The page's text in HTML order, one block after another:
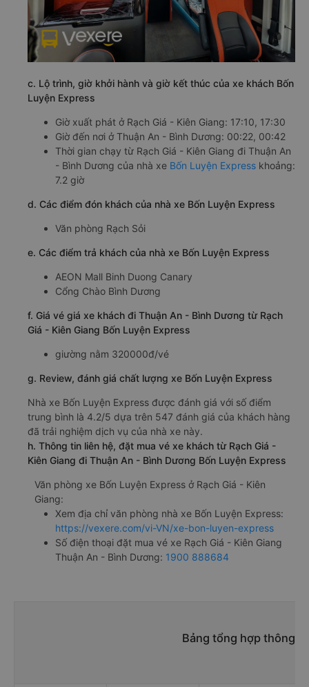
c. Lộ trình, giờ khởi hành và giờ kết thúc của xe khách Bốn
Luyện Express
Giờ xuất phát ở Rạch Giá - Kiên Giang: 17:10, 17:30
Giờ đến nơi ở Thuận An - Bình Dương: 00:22, 00:42
Thời gian chạy từ Rạch Giá - Kiên Giang đi Thuận An
- Bình Dương của nhà xe Bốn Luyện Express khoảng:
7.2 giờ
d. Các điểm đón khách của nhà xe Bốn Luyện Express
Văn phòng Rạch Sỏi
e. Các điểm trả khách của nhà xe Bốn Luyện Express
AEON Mall Binh Duong Canary
Cổng Chào Bình Dương
f. Giá vé giá xe khách đi Thuận An - Bình Dương từ Rạch
Giá - Kiên Giang Bốn Luyện Express
giường nằm 320000đ/vé
g. Review, đánh giá chất lượng xe Bốn Luyện Express
Nhà xe Bốn Luyện Express được đánh giá với số điểm
trung bình là 4.2/5 dựa trên 547 đánh giá của khách hàng
đã trải nghiệm dịch vụ của nhà xe này.
h. Thông tin liên hệ, đặt mua vé xe khách từ Rạch Giá -
Kiên Giang đi Thuận An - Bình Dương Bốn Luyện Express
Văn phòng xe Bốn Luyện Express ở Rạch Giá - Kiên
Giang:
Xem địa chỉ văn phòng nhà xe Bốn Luyện Express:
https://vexere.com/vi-VN/xe-bon-luyen-express
Số điện thoại đặt mua vé xe Rạch Giá - Kiên Giang
Thuận An - Bình Dương: 1900 888684
Bảng tổng hợp thông